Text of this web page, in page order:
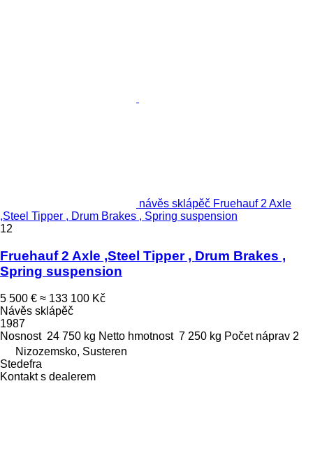
návěs sklápěč Fruehauf 2 Axle
,Steel Tipper , Drum Brakes , Spring suspension
12
Fruehauf 2 Axle ,Steel Tipper , Drum Brakes ,
Spring suspension
5 500 € ≈ 133 100 Kč
Návěs sklápěč
1987
Nosnost 24 750 kg Netto hmotnost 7 250 kg Počet náprav 2
Nizozemsko, Susteren
Stedefra
Kontakt s dealerem